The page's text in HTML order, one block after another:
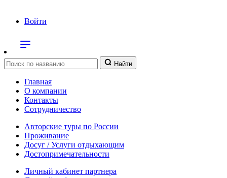
Войти
Найти
Главная
О компании
Контакты
Сотрудничество
Авторские туры по России
Проживание
Досуг / Услуги отдыхающим
Достопримечательности
Личный кабинет партнера